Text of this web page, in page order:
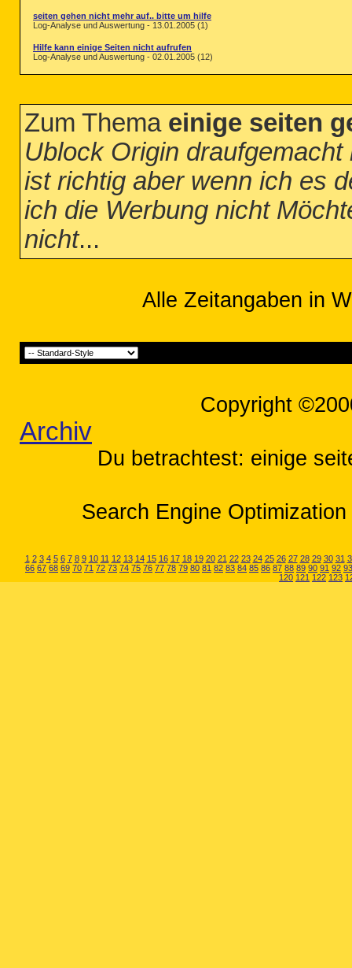
seiten gehen nicht mehr auf.. bitte um hilfe
Log-Analyse und Auswertung - 13.01.2005 (1)
Hilfe kann einige Seiten nicht aufrufen
Log-Analyse und Auswertung - 02.01.2005 (12)
Zum Thema einige seiten
Ublock Origin
ist richtig aber wenn ich es
ich die Werbung nicht
nicht...
Alle Zeitangaben in
Copyright
Archiv
Du betrachtest: einige
Search Engine
1 2 3 4 5 6 7 8 9 10 11 12 13 14 15 16 17 18 19 20 21 22 23 24 25 26 27 28 29 30 31
66 67 68 69 70 71 72 73 74 75 76 77 78 79 80 81 82 83 84 85 86 87 88 89 90 91 92 93
120 121 122 123